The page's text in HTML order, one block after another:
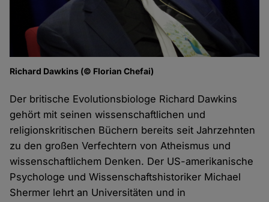
Richard Dawkins (© Florian Chefai)
Der britische Evolutionsbiologe Richard Dawkins
gehört mit seinen wissenschaftlichen und
religionskritischen Büchern bereits seit Jahrzehnten
zu den großen Verfechtern von Atheismus und
wissenschaftlichem Denken. Der US-amerikanische
Psychologe und Wissenschaftshistoriker Michael
Shermer lehrt an Universitäten und in